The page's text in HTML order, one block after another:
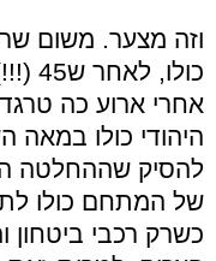
אחרי ארוע כה
היהודי כולו במאה
להסיק שההחלטה
של המתחם כולו
כשרק רכבי ביטחון